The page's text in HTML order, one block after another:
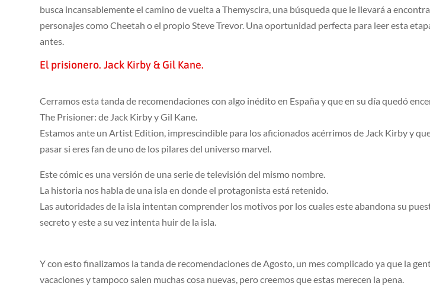
busca incansablemente el camino de vuelta a Themyscira, una búsqueda que le llevará a
personajes como Cheetah o el propio Steve Trevor. Una oportunidad perfecta para leer esta
antes.
El prisionero. Jack Kirby & Gil Kane.
Cerramos esta tanda de recomendaciones con algo inédito en España y que en su día quedó
The Prisioner: de Jack Kirby y Gil Kane.
Estamos ante un Artist Edition, imprescindible para los aficionados acérrimos de Jack Kirby y
pasar si eres fan de uno de los pilares del universo marvel.
Este cómic es una versión de una serie de televisión del mismo nombre.
La historia nos habla de una isla en donde el protagonista está retenido.
Las autoridades de la isla intentan comprender los motivos por los cuales este abandona su
secreto y este a su vez intenta huir de la isla.
Y con esto finalizamos la tanda de recomendaciones de Agosto, un mes complicado ya que la
vacaciones y tampoco salen muchas cosa nuevas, pero creemos que estas merecen la pena.